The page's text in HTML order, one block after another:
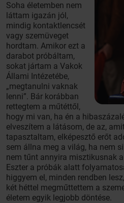
Soha életemben nem
láttam igazán jól,
mindig kontaktlencsét
vagy szemüveget
hordtam. Amikor ezt a
darabot próbáltam,
sokat jártam a Vakok
Állami Intézetébe,
„megtanulni vaknak
lenni”. Bár korábban
rettegtem a műtéttől,
hogy mi van, ha én a
elveszítem a látásom, de az,
tapasztaltam, elképesztő erőt
sem állna meg a világ, ha nem
nem tűnt annyira misztikusnak
Eszter a próbák alatt
higgyem el, minden rendben
két héttel megműttettem a
életem egyik legjobb döntése.